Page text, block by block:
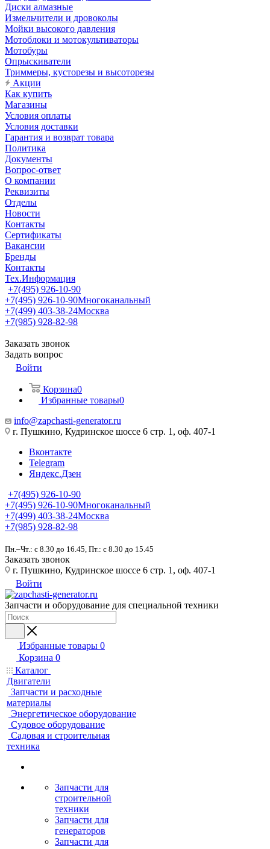
Диски алмазные
Измельчители и дровоколы
Мойки высокого давления
Мотоблоки и мотокультиваторы
Мотобуры
Опрыскиватели
Триммеры, кусторезы и высоторезы
Акции
Как купить
Магазины
Условия оплаты
Условия доставки
Гарантия и возврат товара
Политика
Документы
Вопрос-ответ
О компании
Реквизиты
Отделы
Новости
Контакты
Сертификаты
Вакансии
Бренды
Контакты
Тех.Информация
+7(495) 926-10-90
+7(495) 926-10-90Многоканальный
+7(499) 403-38-24Москва
+7(985) 928-82-98
Заказать звонок
Задать вопрос
Войти
Корзина0
Избранные товары0
info@zapchasti-generator.ru
г. Пушкино, Кудринское шоссе 6 стр. 1, оф. 407-1
Вконтакте
Telegram
Яндекс.Дзен
+7(495) 926-10-90
+7(495) 926-10-90Многоканальный
+7(499) 403-38-24Москва
+7(985) 928-82-98
Пн.–Чт.: с 8.30 до 16.45, Пт.: с 8.30 до 15.45
Заказать звонок
г. Пушкино, Кудринское шоссе 6 стр. 1, оф. 407-1
Войти
Запчасти и оборудование для специальной техники
Избранные товары 0
Корзина 0
Каталог
Двигатели
Запчасти и расходные
материалы
Энергетическое оборудование
Судовое оборудование
Садовая и строительная
техника
Запчасти для
строительной
техники
Запчасти для
генераторов
Запчасти для